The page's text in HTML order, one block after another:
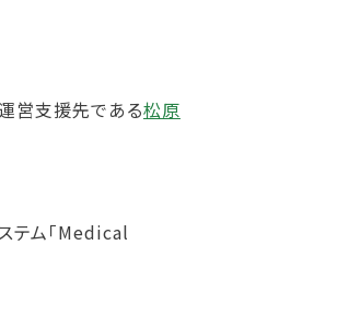
営支援先である松原
テム「Medical